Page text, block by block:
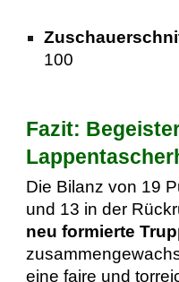
100
Fazit:
Die Bilanz von 19
und 13 in der
neu formierte
eine faire und